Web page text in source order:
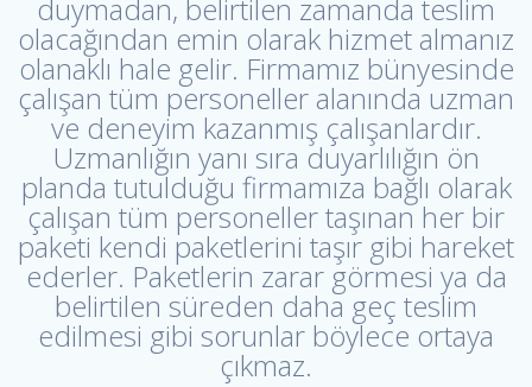
duymadan, belirtilen zamanda teslim
olacağından emin olarak hizmet almanız
olanaklı hale gelir. Firmamız bünyesinde
çalışan tüm personeller alanında uzman
ve deneyim kazanmış çalışanlardır.
Uzmanlığın yanı sıra duyarlılığın ön
planda tutulduğu firmamıza bağlı olarak
çalışan tüm personeller taşınan her bir
paketi kendi paketlerini taşır gibi hareket
ederler. Paketlerin zarar görmesi ya da
belirtilen süreden daha geç teslim
edilmesi gibi sorunlar böylece ortaya
çıkmaz.